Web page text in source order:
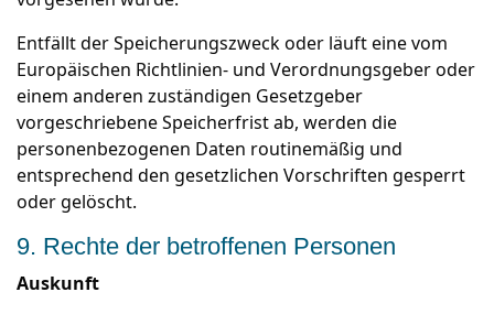
Entfällt der Speicherungszweck oder läuft eine vom
Europäischen Richtlinien- und Verordnungsgeber oder
einem anderen zuständigen Gesetzgeber
vorgeschriebene Speicherfrist ab, werden die
personenbezogenen Daten routinemäßig und
entsprechend den gesetzlichen Vorschriften gesperrt
oder gelöscht.
9. Rechte der betroffenen Personen
Auskunft